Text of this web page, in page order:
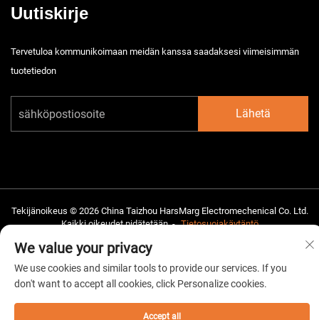
Uutiskirje
Tervetuloa kommunikoimaan meidän kanssa saadaksesi viimeisimmän
tuotetiedon
Lähetä
Tekijänoikeus © 2026 China Taizhou HarsMarg Electromechenical Co. Ltd.
Kaikki oikeudet pidätetään. - Tietosuojakäytäntö
We value your privacy
We use cookies and similar tools to provide our services. If you
don't want to accept all cookies, click Personalize cookies.
Accept all